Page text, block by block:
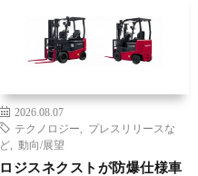
2026.08.07
テクノロジー
プレスリリースな
ど
動向/展望
ロジスネクストが防爆仕様車